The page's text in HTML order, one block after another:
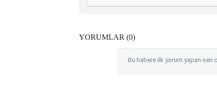
YORUMLAR (0)
Bu habere ilk yorum yapan sen